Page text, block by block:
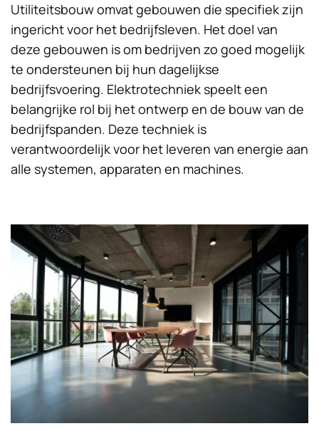
Utiliteitsbouw omvat gebouwen die specifiek zijn
ingericht voor het bedrijfsleven. Het doel van
deze gebouwen is om bedrijven zo goed mogelijk
te ondersteunen bij hun dagelijkse
bedrijfsvoering. Elektrotechniek speelt een
belangrijke rol bij het ontwerp en de bouw van de
bedrijfspanden. Deze techniek is
verantwoordelijk voor het leveren van energie aan
alle systemen, apparaten en machines.